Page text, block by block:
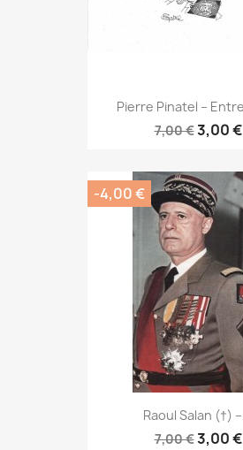
Pierre Pinatel –
7,00 €3,00 €
Raoul Salan (†)
7,00 €3,00 €
-4,00 €